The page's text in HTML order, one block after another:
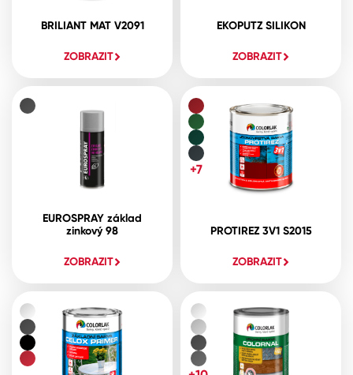
BRILIANT MAT V2091
ZOBRAZIT
EKOPUTZ SILIKON
ZOBRAZIT
EUROSPRAY základ
zinkový 98
ZOBRAZIT
PROTIREZ 3V1 S2015
ZOBRAZIT
+7